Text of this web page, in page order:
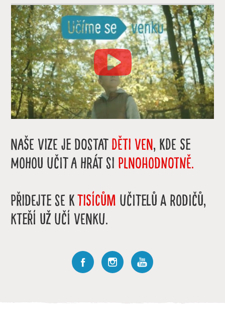
Naše vize je dostat DĚTI VEN, kde se
mohou učit a hrát si plnohodnotně.
Přidejte se ktisícům učitelů a rodičů,
kteří už učí venku.